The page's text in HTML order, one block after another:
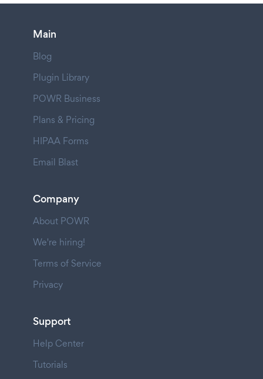
Main
Blog
Plugin Library
POWR Business
Plans & Pricing
HIPAA Forms
Email Blast
Company
About POWR
We're hiring!
Terms of Service
Privacy
Support
Help Center
Tutorials